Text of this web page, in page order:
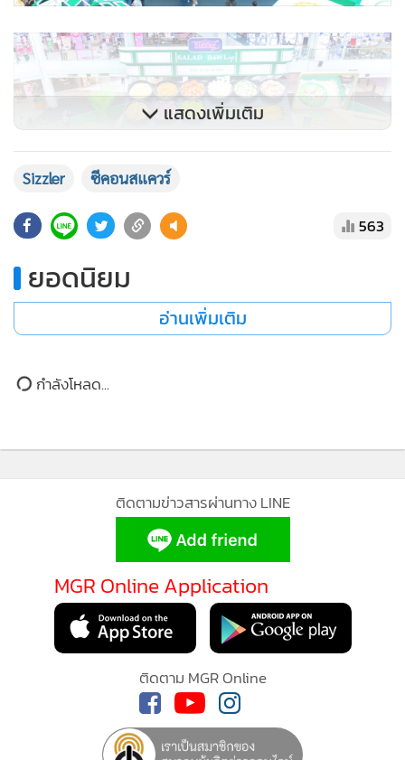
พร้อมรับความคุ้มค่าแบบจัดเต็ม เมื่อซื้อบัตรเข้างาน รับทันที
จำกัดขั้นต่ำ (จำนวนจำกัด มาก่อนมีสิทธิ์ก่อน)
และชิมฟรี! (ไม่มีค่าเข้า) สำหรับสายกินและสายสุขภาพ นำโดย
Sizzler Pop-up Booth ที่ยกขบวนเมนู Grab & Go สุดฮิตมา
เสิร์ฟถึงที่ พร้อมไอเทมสุดแรร์ ที่ทุกคนต้องมีอย่าง "หมอนน้อง
ชีสโทสต์จัมโบ้" กอดนุ่มฟินเวอร์ พร้อมด้วยร้านอร่อยชื่อดังอีก
มากมาย อาทิ Avo No.1 Smoothie&Soft serve, BratHaus
Bkk, Coconut Home, Fruits in the Box, Láoláo Tofu House,
Lulu’s kitchen, Magan Lemonade, Monkey Three และนม
ไทย-เดนมาร์ก เป็นต้น
ร่วมสัมผัสประสบการณ์สุดสร้างสรรค์ในงาน
ล้มทุกพิน ฟินทุกบาร์”จัดขึ้น ระหว่างวันที่ 25 มิถุนายน - 5
กรกฎาคม 2569 ณ ซีคอนสแควร์ ฮอลล์ ชั้น 1 ศูนย์การค้า
แสดงเพิ่มเติม
Sizzler ซีคอนสแควร์
563
ยอดนิยม
อ่านเพิ่มเติม
กำลังโหลด...
ติดตามข่าวสารผ่านทาง LINE
MGR Online Application
ติดตาม MGR Online
MGR Online ใช้คุกกี้ (Cookies)
MGR Online ใช้คุกกี้ เพื่อจัดการข้อมูลส่วนบุคคลเพื่อนำเสนอ
ประสบการณ์คอนเทนต์ที่ดีที่สุดให้กับผู้อ่านบนเว็บไซต์ และ
แอพพลิเคชั่น เงื่อนไขการใช้งานเว็บไซต์
ส่วนบุคคล
รับทราบ